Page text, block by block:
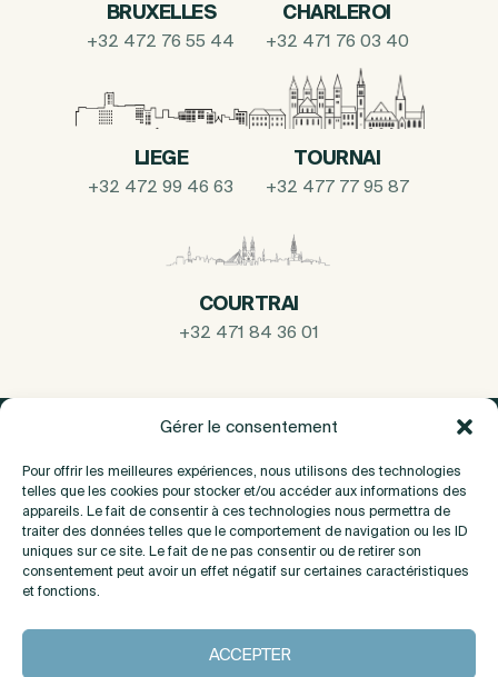
Gérer le consentement
Pour offrir les meilleures expériences, nous utilisons des technologies
telles que les cookies pour stocker et/ou accéder aux informations des
appareils. Le fait de consentir à ces technologies nous permettra de
traiter des données telles que le comportement de navigation ou les ID
uniques sur ce site. Le fait de ne pas consentir ou de retirer son
consentement peut avoir un effet négatif sur certaines caractéristiques
et fonctions.
ACCEPTER
BRUXELLES
+32 472 76 55 44
CHARLEROI
+32 471 76 03 40
LIEGE
+32 472 99 46 63
TOURNAI
+32 477 77 95 87
COURTRAI
+32 471 84 36 01
A propos